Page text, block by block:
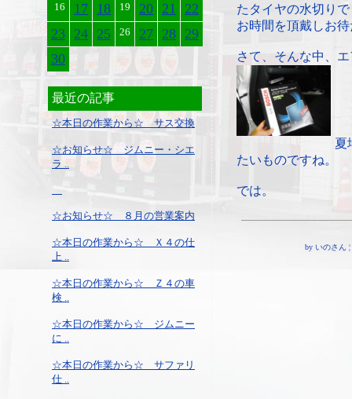
16 17 18 19 20 21 22
23 24 25 26 27 28 29
30
最近の記事
☆本日の作業から☆ サス交換
☆お知らせ☆ ジムニー・シエ
ラ ..
☆お知らせ☆ ８月の営業案内
☆本日の作業から☆ Ｘ４の仕
上 ..
☆本日の作業から☆ Ｚ４の車
検 ..
☆本日の作業から☆ ジムニー
に ..
☆本日の作業から☆ サファリ
仕 ..
たタイヤの水切りで
お時間を頂戴しお
さて、そんな中、
夏
たいものですね。
では。
by いのさん ¦